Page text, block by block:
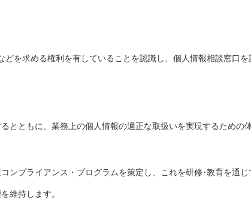
を求める権利を有していることを認識し、個人情報相談窓口
とともに、業務上の個人情報の適正な取扱いを実現するための
ンプライアンス・プログラムを策定し、これを研修･教育を通じ
維持します。